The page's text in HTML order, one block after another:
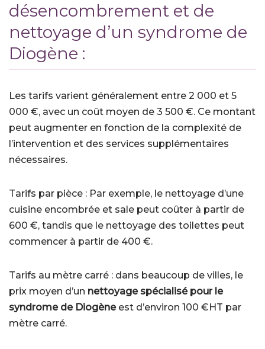
désencombrement et de
nettoyage d’un syndrome de
Diogène :
Les tarifs varient généralement entre 2 000 et 5
000 €, avec un coût moyen de 3 500 €. Ce montant
peut augmenter en fonction de la complexité de
l’intervention et des services supplémentaires
nécessaires.
Tarifs par pièce : Par exemple, le nettoyage d’une
cuisine encombrée et sale peut coûter à partir de
600 €, tandis que le nettoyage des toilettes peut
commencer à partir de 400 €.
Tarifs au mètre carré : dans beaucoup de villes, le
prix moyen d’un nettoyage spécialisé pour le
syndrome de Diogèneest d’environ 100 €HT par
mètre carré.